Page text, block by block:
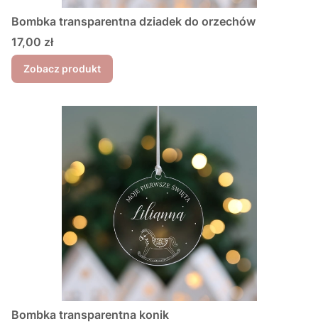
Bombka transparentna dziadek do orzechów
Cena
17,00 zł
Zobacz produkt
Bombka transparentna konik